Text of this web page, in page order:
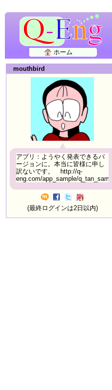
ホーム
mouthbird
アプリ：ようやく発表できるバ
ージョンに。本当に皆様に申し
訳ないです。 http://q-
eng.com/app_sample/
(最終ログインは2日以内)